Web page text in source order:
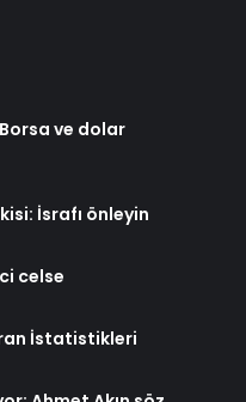
ve dolar
İsrafı önleyin
celse
İstatistikleri